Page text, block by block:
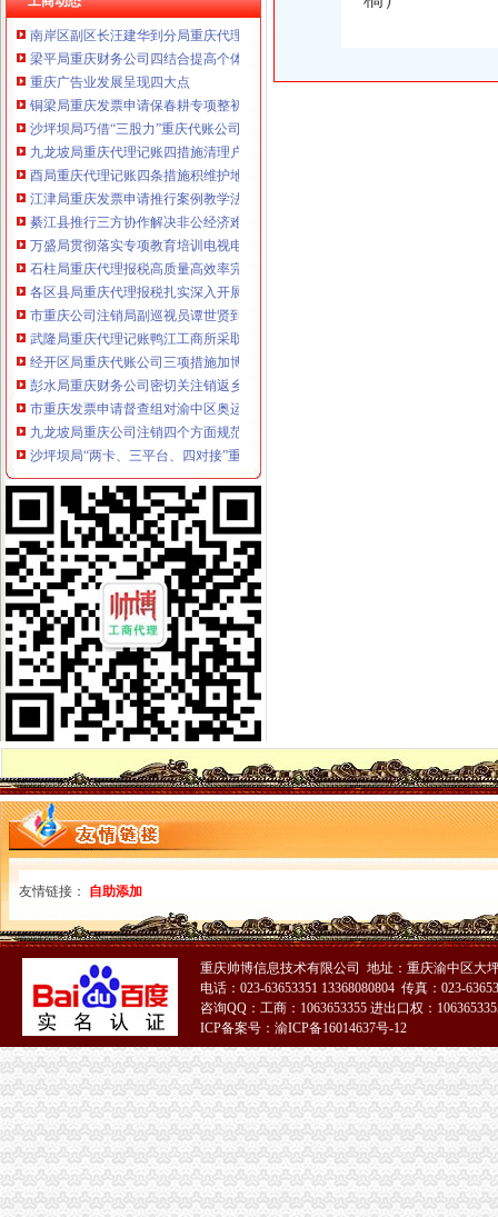
南岸区副区长汪建华到分局重庆代理记账现场办公解决问题
梁平局重庆财务公司四结合提高个体工商户验照效率
重庆广告业发展呈现四大点
铜梁局重庆发票申请保春耕专项整初战告捷
沙坪坝局巧借“三股力”重庆代账公司推进农产品商标培育发展
九龙坡局重庆代理记账四措施清理户外广告成效显著
酉局重庆代理记账四条措施积维护地方烤烟收购秩序
江津局重庆发票申请推行案例教学法培训取得实效
綦江县推行三方协作解决非公经济难问题
万盛局贯彻落实专项教育培训电视电话会议精力求“四个突破”重庆发票申请
石柱局重庆代理报税高质量高效率完成年鉴编撰工作
各区县局重庆代理报税扎实深入开展兴奋专项理工作
市重庆公司注销局副巡视员谭世贤到南川局检查指导工作
武隆局重庆代理记账鸭江工商所采取五条措施确保个协立运行
经开区局重庆代账公司三项措施加博会现场监管
彭水局重庆财务公司密切关注销返乡人员动态积做好稳定工作
市重庆发票申请督查组对渝中区奥运期间食品品安全工作提出要求
九龙坡局重庆公司注销四个方面规范招生招聘广告
沙坪坝局“两卡、三平台、四对接”重庆代账公司促进辖区民营经济又好又快发展
南川局重庆分公司注册三举措大力推进再就业工作
潼南局“五步”重庆分公司注册工作法化农资市场监管
市重庆代理记账局联合重庆仲裁委开展工商系统合同仲裁调解工作培训会
江北局重庆发票申请三项措施加固定形式印刷品广告监管
涪陵局重庆财务公司推进地方企业信用体系建设取得突破进展
九龙坡局重庆代理记账消保科获全国工商系统12315行政执法体系建设工作先进
市重庆代账公司督查组到巴南区督查迎奥运食品品安全整工作
市重庆分公司注册督查组督查奥运食品品安全保障工作
市重庆发票申请局举办财经知识研修班着力提升执法办案人员能力水平
市重庆分公司注册局推行干部考察员资格认证制度 干部考察工作须持证上岗宣
潼南县常务副县长张彬到潼南局重庆代账公司检查指导工作
大足局五举措贯彻落实市重庆进出口权局财务审计工作会议精
酉局加部门联动有效清除“文化垃圾”重庆代理报税
永川区分局“一制三关五重点”重庆进出口权扎实开展奥运期间安全生产工作
北碚局重庆进出口权三措力保奥运期间食品安全
黔江局重庆进出口权积备战渝东南片区文艺调演预赛
云局抓“三多”重庆代理记账支持企业争创重庆市著名商标
高新区局创新服务方式推出“工商服务引导台”重庆公司注销
合川局重庆财务公司七项举措化食品安全监管成效显著
市重庆发票申请局谭世贤副巡视员督查大渡口区奥运期间食品安全工作
大足局重庆代理报税采取九大措施确保奥运期间食品安全
梁平局“123”重庆财务公司举措构建大外宣工作格局
市重庆代理报税局奥运火炬递筹办工作获市委市通报表彰
綦江县四措并举摘掉“销重灾区帽子”重庆财务公司
垫江局重庆公司注销造产业培训农村经纪人
市重庆分公司注册局举办期新闻报道骨干培训班
南川局重庆代账公司加击销宣攻势收效明显
重庆仲裁委员会工商系统合同仲裁调解院正式挂牌成立
高新区局重庆进出口权企业网上年检率突破30%
梁平局“三抓三促”重庆分公司注册上半年工作取得新进展
九龙坡局重庆公司注销三项措施加固定形式印刷品广告监管
武隆局重庆公司注销加队伍建设确保工作全面完成
友情链接： 自助添加
重庆帅博信息技术有限公司 地址：重庆渝中区大
电话：023-63653351 13368080804 传真：023-
咨询QQ：工商：1063653355 进出口权：
ICP备案号：渝ICP备16014637号-12